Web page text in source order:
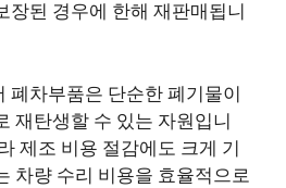
장된 경우에 한해 재판매됩니
폐차부품은 단순한 폐기물이
재탄생할 수 있는 자원입니
제조 비용 절감에도 크게 기
차량 수리 비용을 효율적으로